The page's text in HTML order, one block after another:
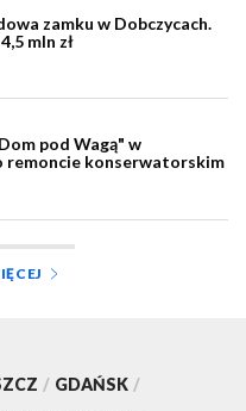
zamku w Dobczycach.
mln zł
pod Wagą" w
remoncie konserwatorskim
/ GDAŃSK /